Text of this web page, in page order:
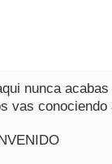
nunca
vas